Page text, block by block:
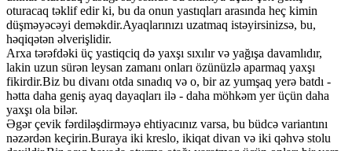
oturacaq təklif edir ki, bu da onun yastıqları arasında heç kimin
düşməyəcəyi deməkdir.Ayaqlarınızı uzatmaq istəyirsinizsə, bu,
həqiqətən əlverişlidir.
Arxa tərəfdəki üç yastiqciq də yaxşı sıxılır və yağışa davamlıdır,
lakin uzun sürən leysan zamanı onları özünüzlə aparmaq yaxşı
fikirdir.Biz bu divanı otda sınadıq və o, bir az yumşaq yerə batdı -
hətta daha geniş ayaq dayaqları ilə - daha möhkəm yer üçün daha
yaxşı ola bilər.
Əgər çevik fərdiləşdirməyə ehtiyacınız varsa, bu büdcə variantını
nəzərdən keçirin.Buraya iki kreslo, ikiqat divan və iki qəhvə stolu